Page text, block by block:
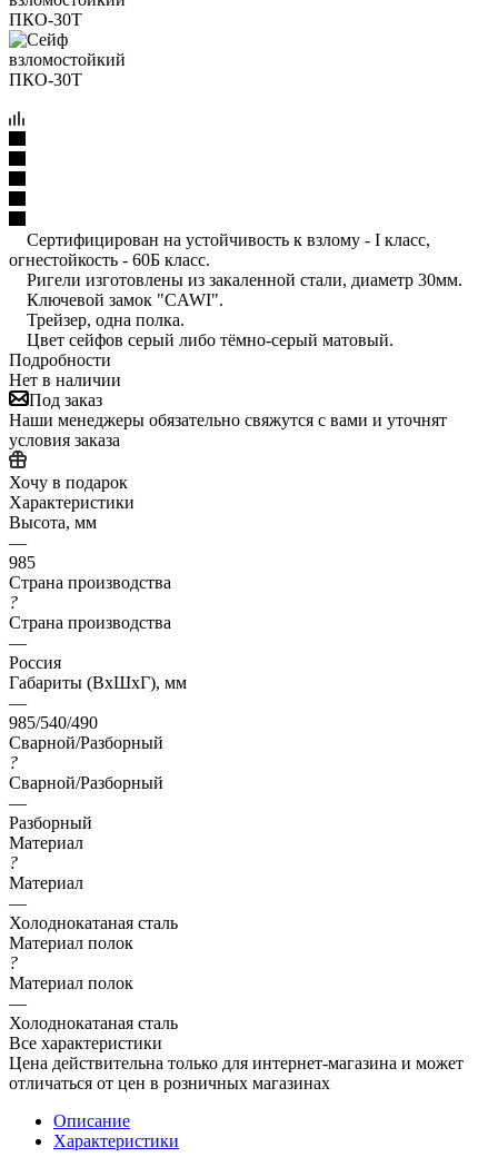
Сертифицирован на устойчивость к взлому - I класс,
огнестойкость - 60Б класс.
Ригели изготовлены из закаленной стали, диаметр 30мм.
Ключевой замок "CAWI".
Трейзер, одна полка.
Цвет сейфов серый либо тёмно-серый матовый.
Подробности
Нет в наличии
Под заказ
Наши менеджеры обязательно свяжутся с вами и уточнят
условия заказа
Хочу в подарок
Характеристики
Высота, мм
—
985
Страна производства
?
Страна производства
—
Россия
Габариты (ВхШхГ), мм
—
985/540/490
Сварной/Разборный
?
Сварной/Разборный
—
Разборный
Материал
?
Материал
—
Холоднокатаная сталь
Материал полок
?
Материал полок
—
Холоднокатаная сталь
Все характеристики
Цена действительна только для интернет-магазина и может
отличаться от цен в розничных магазинах
Описание
Характеристики